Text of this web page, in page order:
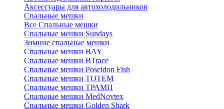
Аксессуары для автохолодильников
Спальные мешки
Все Спальные мешки
Спальные мешки Sundays
Зимние спальные мешки
Спальные мешки BAY
Спальные мешки BTrace
Спальные мешки Poseidon Fish
Спальные мешки ТОТЕМ
Спальные мешки ТРАМП
Cпальные мешки MedNovtex
Спальные мешки Golden Shark